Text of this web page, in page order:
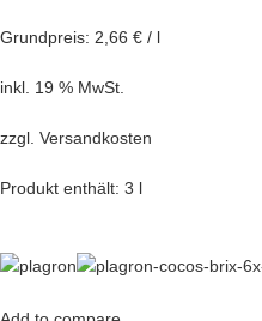
Grundpreis: 2,66 € / l
inkl. 19 % MwSt.
zzgl. Versandkosten
Produkt enthält: 3 l